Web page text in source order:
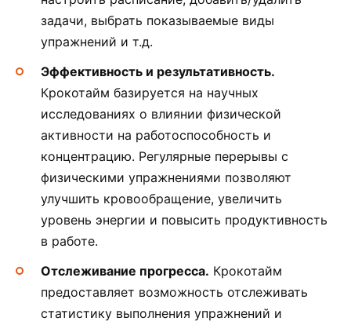
задачи, выбрать показываемые виды
упражнений и т.д.
Эффективность и результативность.
Крокотайм базируется на научных
исследованиях о влиянии физической
активности на работоспособность и
концентрацию. Регулярные перерывы с
физическими упражнениями позволяют
улучшить кровообращение, увеличить
уровень энергии и повысить продуктивность
в работе.
Отслеживание прогресса. Крокотайм
предоставляет возможность отслеживать
статистику выполнения упражнений и